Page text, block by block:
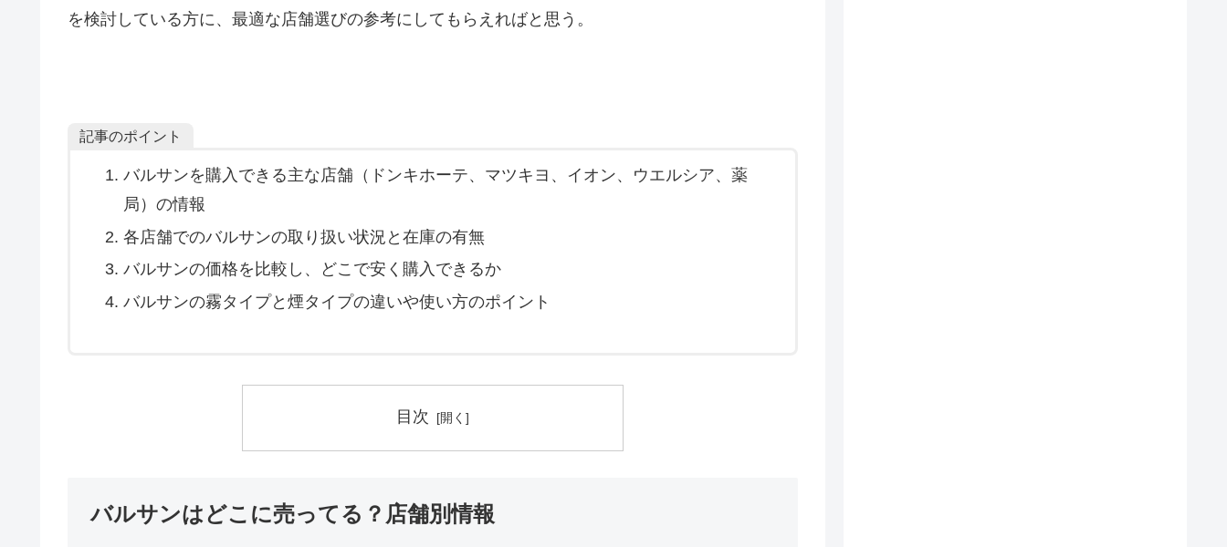
を検討している方に、最適な店舗選びの参考にしてもらえればと思う。
記事のポイント
バルサンを購入できる主な店舗（ドンキホーテ、マツキヨ、イオン、ウエルシア、薬
局）の情報
各店舗でのバルサンの取り扱い状況と在庫の有無
バルサンの価格を比較し、どこで安く購入できるか
バルサンの霧タイプと煙タイプの違いや使い方のポイント
目次
バルサンはどこに売ってる？店舗別情報